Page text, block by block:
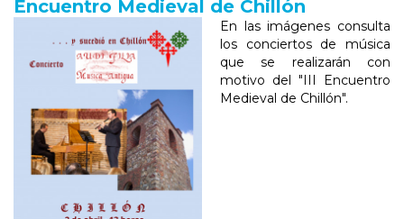
Encuentro Medieval de Chillón
En las imágenes consulta
los conciertos de música
que se realizarán con
motivo del "III Encuentro
Medieval de Chillón".